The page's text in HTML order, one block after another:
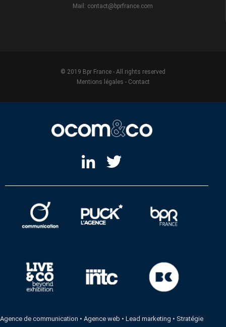
Mail: contact@bprfrance.com
© 2019 Bpr France - All rights reserved
Mentions légales - Contact
Agence de communication •Agence web •Lead marketing • Stratégie